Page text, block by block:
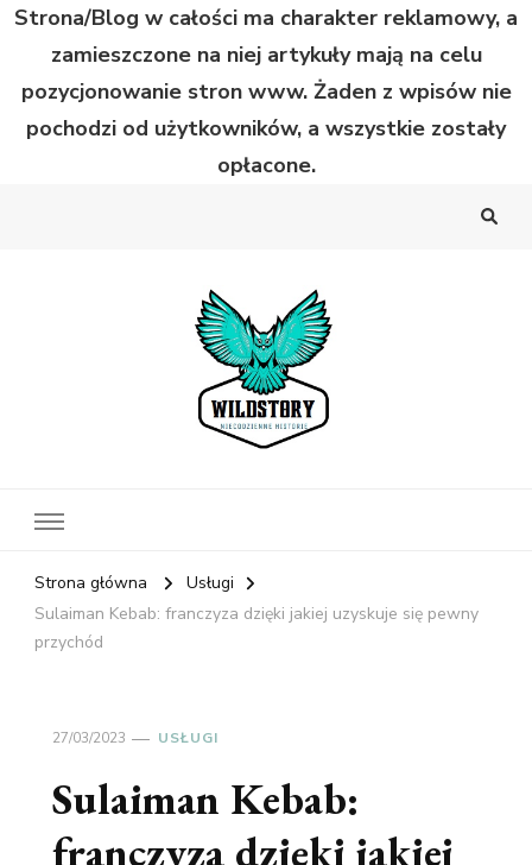
Strona/Blog w całości ma charakter reklamowy, a
zamieszczone na niej artykuły mają na celu
pozycjonowanie stron www. Żaden z wpisów nie
pochodzi od użytkowników, a wszystkie zostały
opłacone.
Strona główna
Usługi
Sulaiman Kebab: franczyza dzięki jakiej uzyskuje się pewny
przychód
27/03/2023 USŁUGI
Sulaiman Kebab:
franczyza dzięki jakiej